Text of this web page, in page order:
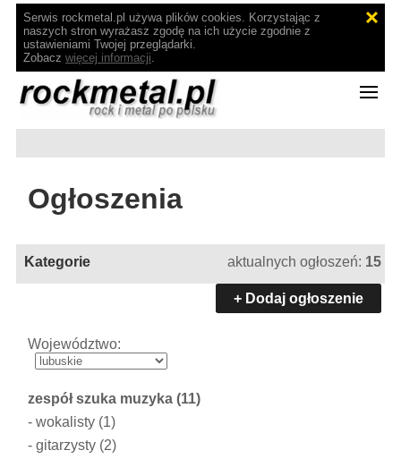
Serwis rockmetal.pl używa plików cookies. Korzystając z
naszych stron wyrażasz zgodę na ich użycie zgodnie z
ustawieniami Twojej przeglądarki.
Zobacz więcej informacji.
Ogłoszenia
Kategorie aktualnych ogłoszeń: 15
+ Dodaj ogłoszenie
Województwo:
zespół szuka muzyka (11)
-wokalisty (1)
-gitarzysty (2)